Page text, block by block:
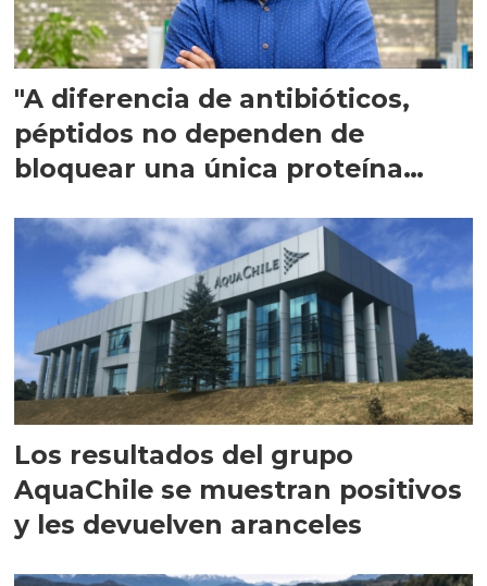
"A diferencia de antibióticos,
péptidos no dependen de
bloquear una única proteína
Los resultados del grupo
AquaChile se muestran positivos
y les devuelven aranceles